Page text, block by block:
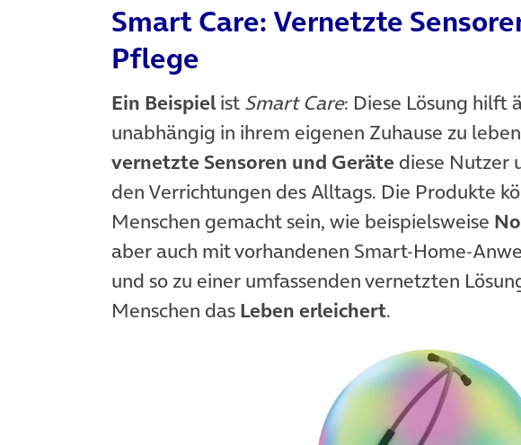
Smart Care: Vernetzte
Pflege
Ein Beispielist Smart Care: Diese Lösung hilft
unabhängig in ihrem eigenen Zuhause zu
vernetzte Sensoren und Geräte diese Nutzer
den Verrichtungen des Alltags. Die Produkte
Menschen gemacht sein, wie beispielsweise
aber auch mit vorhandenen Smart-Home-
und so zu einer umfassenden vernetzten
Menschen das Leben erleichert.